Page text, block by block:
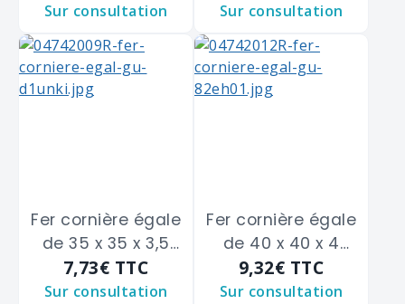
Sur consultation Sur consultation
Fer cornière égale
de 35 x 35 x 3,5
m/m
7,73€ TTC
Sur consultation
Fer cornière égale
de 40 x 40 x 4
m/m
9,32€ TTC
Sur consultation